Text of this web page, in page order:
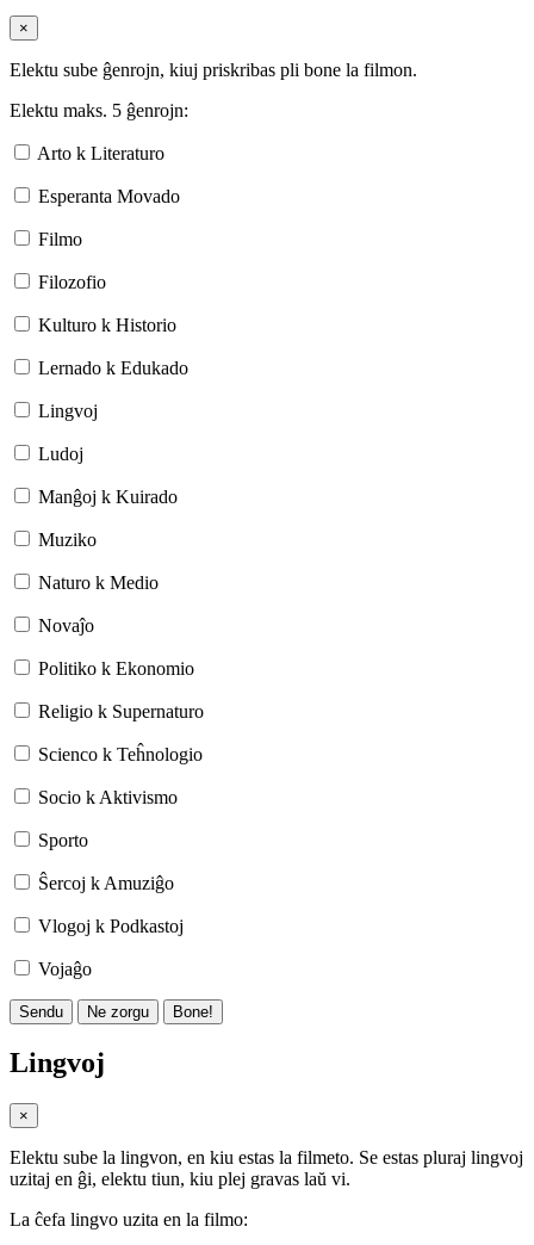
×
Elektu sube ĝenrojn, kiuj priskribas pli bone la filmon.
Elektu maks. 5 ĝenrojn:
Arto k Literaturo
Esperanta Movado
Filmo
Filozofio
Kulturo k Historio
Lernado k Edukado
Lingvoj
Ludoj
Manĝoj k Kuirado
Muziko
Naturo k Medio
Novaĵo
Politiko k Ekonomio
Religio k Supernaturo
Scienco k Teĥnologio
Socio k Aktivismo
Sporto
Ŝercoj k Amuziĝo
Vlogoj k Podkastoj
Vojaĝo
Sendu Ne zorgu Bone!
Lingvoj
×
Elektu sube la lingvon, en kiu estas la filmeto. Se estas pluraj lingvoj
uzitaj en ĝi, elektu tiun, kiu plej gravas laŭ vi.
La ĉefa lingvo uzita en la filmo: